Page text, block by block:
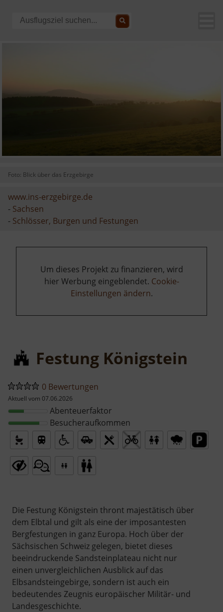
Foto: Blick über das Erzgebirge
www.ins-erzgebirge.de
- Sachsen
- Schlösser, Burgen und Festungen
Um dieses Projekt zu finanzieren, wird
hier Werbung eingeblendet. Cookie-
Einstellungen ändern.
Festung Königstein
0 Bewertungen
Aktuell vom 07.06.2026
Abenteuerfaktor
Besucheraufkommen
Die Festung Königstein thront majestätisch über
dem Elbtal und gilt als eine der imposantesten
Bergfestungen in ganz Europa. Hoch über der
Sächsischen Schweiz gelegen, bietet dieses
beeindruckende Sandsteinplateau nicht nur
einen unvergleichlichen Ausblick auf das
Elbsandsteingebirge, sondern ist auch ein
bedeutendes Zeugnis europäischer Militär- und
Landesgeschichte.